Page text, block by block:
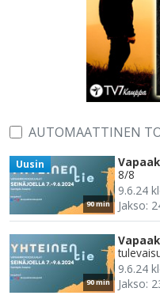
AUTOMAATTINEN
90 min
Uusin
8/8
9.6.24
Jakso:
90 min
9.6.24
Jakso: